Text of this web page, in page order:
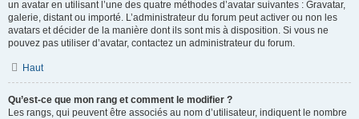
un avatar en utilisant l’une des quatre méthodes d’avatar suivantes : Gravatar,
galerie, distant ou importé. L’administrateur du forum peut activer ou non les
avatars et décider de la manière dont ils sont mis à disposition. Si vous ne
pouvez pas utiliser d’avatar, contactez un administrateur du forum.
Haut
Qu’est-ce que mon rang et comment le modifier ?
Les rangs, qui peuvent être associés au nom d’utilisateur, indiquent le nombre